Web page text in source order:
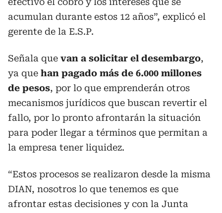
acumulan durante estos 12 años”, explicó el
gerente de la E.S.P.
Señala que van a solicitar el desembargo,
ya que han pagado más de 6.000 millones
de pesos, por lo que emprenderán otros
mecanismos jurídicos que buscan revertir el
fallo, por lo pronto afrontarán la situación
para poder llegar a términos que permitan a
la empresa tener liquidez.
“Estos procesos se realizaron desde la misma
DIAN, nosotros lo que tenemos es que
afrontar estas decisiones y con la Junta